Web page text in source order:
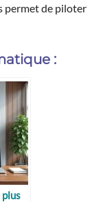
permet de piloter
:
plus